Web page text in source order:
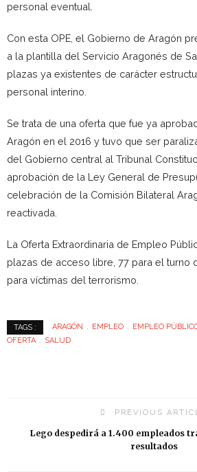
personal eventual.
Con esta OPE, el Gobierno de Aragón
a la plantilla del Servicio Aragonés de
plazas ya existentes de carácter
personal interino.
Se trata de una oferta que fue ya
Aragón en el 2016 y tuvo que ser
del Gobierno central al Tribunal
aprobación de la Ley General de
celebración de la Comisión Bilateral
reactivada.
La Oferta Extraordinaria de Empleo
plazas de acceso libre, 77 para el turno
para víctimas del terrorismo.
TAGS : ARAGÓN EMPLEO EMPLEO
OFERTA
SALUD
PREVIOUS
Lego despedirá a 1.400 empleados
resultados